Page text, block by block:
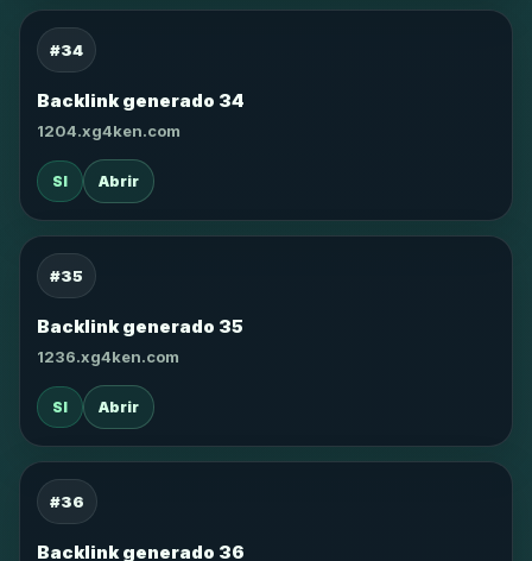
#34
Backlink generado 34
1204.xg4ken.com
SI Abrir
#35
Backlink generado 35
1236.xg4ken.com
SI Abrir
#36
Backlink generado 36